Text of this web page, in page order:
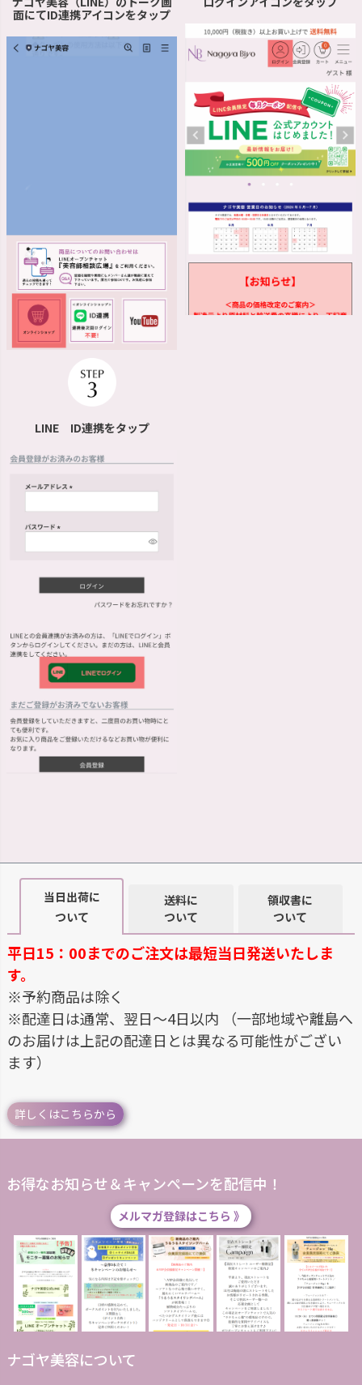
面にてID連携アイコンをタップ
LINE ID連携をタップ
当日出荷に
ついて
送料に
ついて
領収書に
ついて
平日15：00までのご注文は最短当日発送いたしま
す。
※予約商品は除く
※配達日は通常、翌日～4日以内 （一部地域や離島へ
のお届けは上記の配達日とは異なる可能性がござい
ます）
詳しくはこちらから
お得なお知らせ＆キャンペーンを配信中！
メルマガ登録はこちら 》
ナゴヤ美容について